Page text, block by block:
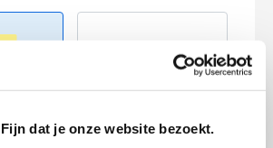
dat je onze website bezoekt.